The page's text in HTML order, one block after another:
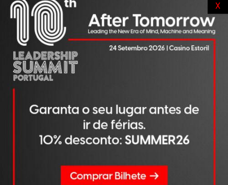
PESSOAS JUL 23, 2026
Hélder Martins é o novo Vice-
Presidente de Operações da United
Hospitality Management para a
X